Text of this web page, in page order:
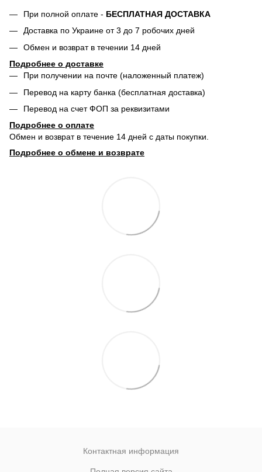
При полной оплате - БЕСПЛАТНАЯ ДОСТАВКА
Доставка по Украине от 3 до 7 робочих дней
Обмен и возврат в течении 14 дней
Подробнее о доставке
При получении на почте (наложенный платеж)
Перевод на карту банка (бесплатная доставка)
Перевод на счет ФОП за реквизитами
Подробнее о оплате
Обмен и возврат в течение 14 дней с даты покупки.
Подробнее о обмене и возврате
Контактная информация